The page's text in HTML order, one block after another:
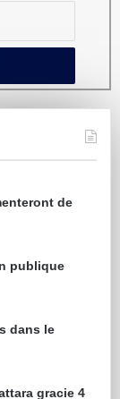
de
publique
dans le
gracie 4